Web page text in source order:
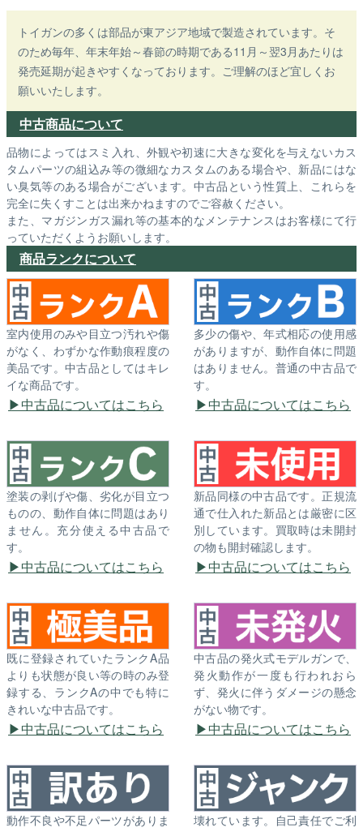
トイガンの多くは部品が東アジア地域で製造されています。そ
のため毎年、年末年始～春節の時期である11月～翌3月あたりは
発売延期が起きやすくなっております。ご理解のほど宜しくお
願いいたします。
中古商品について
品物によってはスミ入れ、外観や初速に大きな変化を与えないカス
タムパーツの組込み等の微細なカスタムのある場合や、新品にはな
い臭気等のある場合がございます。中古品という性質上、これらを
完全に失くすことは出来かねますのでご容赦ください。
また、マガジンガス漏れ等の基本的なメンテナンスはお客様にて行
っていただくようお願いします。
商品ランクについて
室内使用のみや目立つ汚れや傷
がなく、わずかな作動痕程度の
美品です。中古品としてはキレ
イな商品です。
中古品についてはこちら
多少の傷や、年式相応の使用感
がありますが、動作自体に問題
はありません。普通の中古品で
す。
中古品についてはこちら
塗装の剥げや傷、劣化が目立つ
ものの、動作自体に問題はあり
ません。充分使える中古品で
す。
中古品についてはこちら
新品同様の中古品です。正規流
通で仕入れた新品とは厳密に区
別しています。買取時は未開封
の物も開封確認します。
中古品についてはこちら
既に登録されていたランクA品
よりも状態が良い等の時のみ登
録する、ランクAの中でも特に
きれいな中古品です。
中古品についてはこちら
中古品の発火式モデルガンで、
発火動作が一度も行われおら
ず、発火に伴うダメージの懸念
がない物です。
中古品についてはこちら
動作不良や不足パーツがありま
壊れています。自己責任でご利